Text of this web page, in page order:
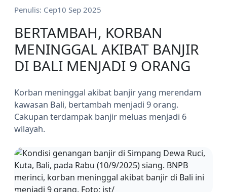
Penulis: Cep10 Sep 2025
BERTAMBAH, KORBAN
MENINGGAL AKIBAT BANJIR
DI BALI MENJADI 9 ORANG
Korban meninggal akibat banjir yang merendam
kawasan Bali, bertambah menjadi 9 orang.
Cakupan terdampak banjir meluas menjadi 6
wilayah.